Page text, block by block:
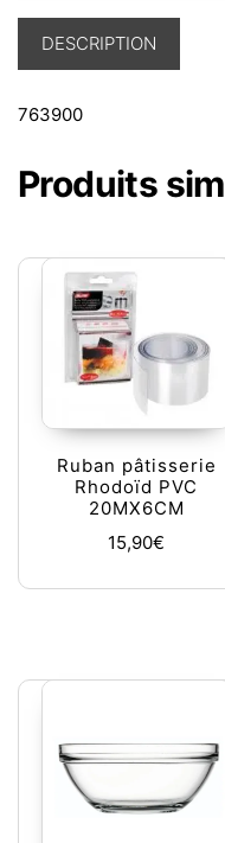
DESCRIPTION
763900
Produits
Ruban pâtisserie
Rhodoïd PVC
20MX6CM
15,90€